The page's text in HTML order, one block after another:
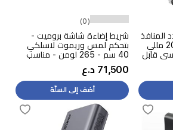
المنافذ
130 واط - بسعة 20000 مللي
امبير - كيبل يو اس بي سي قابل
(0)
شريط إضاءة شاشة بروميت -
بتحكم لمس وريموت لاسلكي
40 سم - 265 لومن - مناسب
لشاشات 13- 34 انج
71,500 د.ع
أضف إلى السلّة